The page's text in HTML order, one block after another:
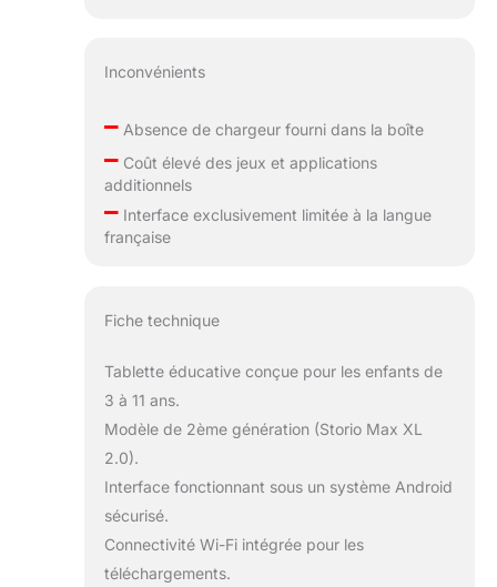
Inconvénients
–Absence de chargeur fourni dans la boîte
–Coût élevé des jeux et applications
additionnels
–Interface exclusivement limitée à la langue
française
Fiche technique
Tablette éducative conçue pour les enfants de
3 à 11 ans.
Modèle de 2ème génération (Storio Max XL
2.0).
Interface fonctionnant sous un système Android
sécurisé.
Connectivité Wi-Fi intégrée pour les
téléchargements.